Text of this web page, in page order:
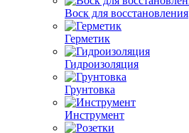
Воск для восстановления
Герметик
Гидроизоляция
Грунтовка
Инструмент